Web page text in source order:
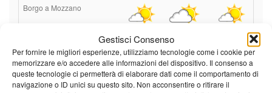
Gestisci Consenso
Per fornire le migliori esperienze, utilizziamo tecnologie come i cookie per
memorizzare e/o accedere alle informazioni del dispositivo. Il consenso a
queste tecnologie ci permetterà di elaborare dati come il comportamento di
navigazione o ID unici su questo sito. Non acconsentire o ritirare il
Borgo a Mozzano
Barga
24°C|34°C 21°C|34°C 22°C|34°C
Castelnuovo Garfagnana